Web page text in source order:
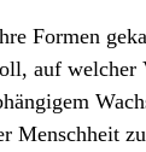
Formen
auf